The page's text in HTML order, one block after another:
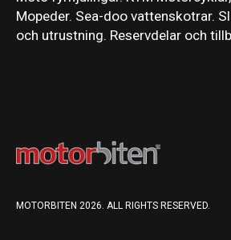
Mopeder. Sea-doo vattenskotrar.
och utrustning. Reservdelar och
MOTORBITEN 2026. ALL RIGHTS RESERVED.